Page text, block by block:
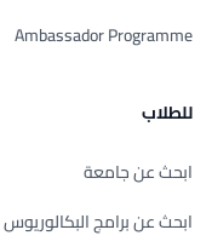
Ambassador Programme
للطلاب
ابحث عن جامعة
ابحث عن برامج البكالوريوس